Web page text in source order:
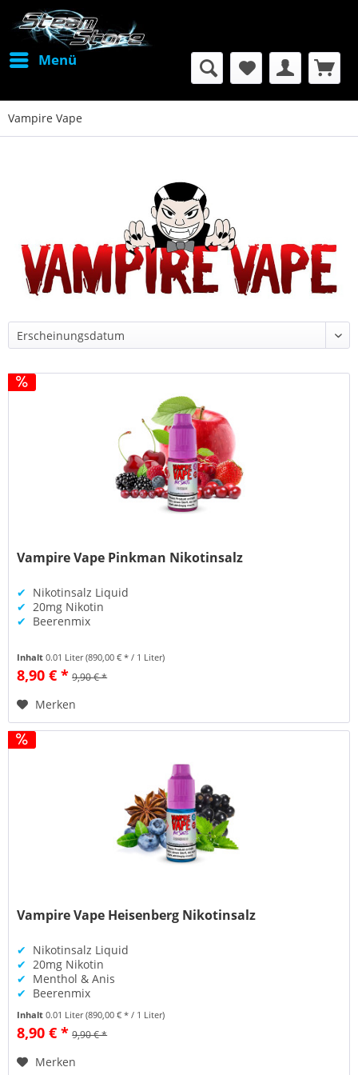
Menü
Vampire Vape
Vampire Vape Pinkman Nikotinsalz
✔ Nikotinsalz Liquid
✔ 20mg Nikotin
✔ Beerenmix
Inhalt0.01 Liter(890,00 € * / 1 Liter)
8,90 € * 9,90 € *
Merken
Vampire Vape Heisenberg Nikotinsalz
✔ Nikotinsalz Liquid
✔ 20mg Nikotin
✔ Menthol & Anis
✔ Beerenmix
Inhalt0.01 Liter(890,00 € * / 1 Liter)
8,90 € * 9,90 € *
Merken